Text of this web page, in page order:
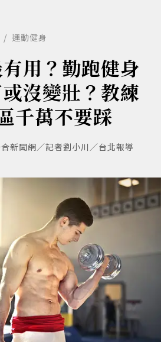
運動健身
用？勤跑健身
沒變壯？教練
千萬不要踩
新聞網／記者劉小川／台北報導